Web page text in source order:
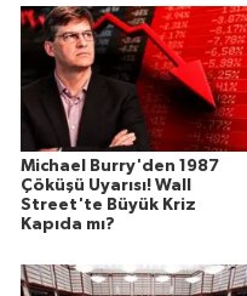
Michael Burry'den 1987
Çöküşü Uyarısı! Wall
Street'te Büyük Kriz
Kapıda mı?